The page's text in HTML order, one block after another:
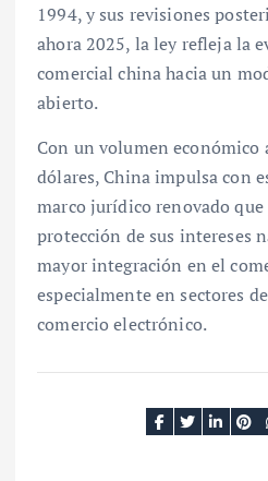
1994, y sus revisiones
ahora 2025, la ley refleja la
comercial china hacia un
abierto.
Con un volumen
dólares, China impulsa con
marco jurídico renovado
protección de sus intereses
mayor integración en el
especialmente en sectores
comercio electrónico.